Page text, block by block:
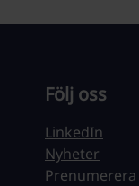
Följ oss
LinkedIn
Nyheter
Prenumerera